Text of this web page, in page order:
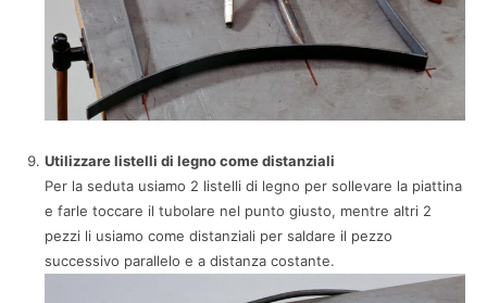
Utilizzare listelli di legno come distanziali
Per la seduta usiamo 2 listelli di legno per sollevare la piattina
e farle toccare il tubolare nel punto giusto, mentre altri 2
pezzi li usiamo come distanziali per saldare il pezzo
successivo parallelo e a distanza costante.